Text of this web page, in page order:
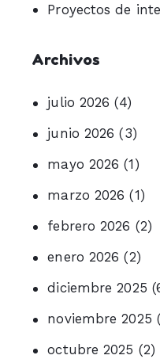
Proyectos de
Archivos
julio 2026 (4)
junio 2026 (3)
mayo 2026 (1)
marzo 2026 (1)
febrero 2026 (2)
enero 2026 (2)
diciembre 2025
noviembre 2025
octubre 2025 (2)